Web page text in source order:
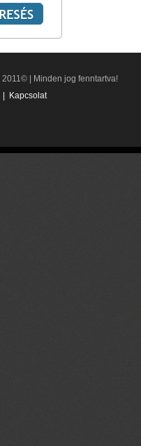
| 2011© | Minden jog fenntartva!
Kapcsolat